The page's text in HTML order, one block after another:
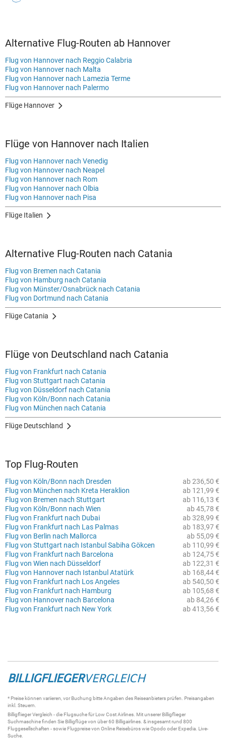
Alternative Flug-Routen ab Hannover
Flug von Hannover nach Reggio Calabria
Flug von Hannover nach Malta
Flug von Hannover nach Lamezia Terme
Flug von Hannover nach Palermo
Flüge Hannover
Flüge von Hannover nach Italien
Flug von Hannover nach Venedig
Flug von Hannover nach Neapel
Flug von Hannover nach Rom
Flug von Hannover nach Olbia
Flug von Hannover nach Pisa
Flüge Italien
Alternative Flug-Routen nach Catania
Flug von Bremen nach Catania
Flug von Hamburg nach Catania
Flug von Münster/Osnabrück nach Catania
Flug von Dortmund nach Catania
Flüge Catania
Flüge von Deutschland nach Catania
Flug von Frankfurt nach Catania
Flug von Stuttgart nach Catania
Flug von Düsseldorf nach Catania
Flug von Köln/Bonn nach Catania
Flug von München nach Catania
Flüge Deutschland
Top Flug-Routen
ab 236,50 €
Flug von Köln/Bonn nach Dresden
ab 121,99 €
Flug von München nach Kreta Heraklion
ab 116,13 €
Flug von Bremen nach Stuttgart
ab 45,78 €
Flug von Köln/Bonn nach Wien
ab 328,99 €
Flug von Frankfurt nach Dubai
ab 183,97 €
Flug von Frankfurt nach Las Palmas
ab 55,09 €
Flug von Berlin nach Mallorca
ab 110,99 €
Flug von Stuttgart nach Istanbul Sabiha Gökcen
ab 124,75 €
Flug von Frankfurt nach Barcelona
ab 122,31 €
Flug von Wien nach Düsseldorf
ab 168,44 €
Flug von Hannover nach Istanbul Atatürk
ab 540,50 €
Flug von Frankfurt nach Los Angeles
ab 105,68 €
Flug von Frankfurt nach Hamburg
ab 84,26 €
Flug von Hannover nach Barcelona
ab 413,56 €
Flug von Frankfurt nach New York
BILLIGFLIEGERVERGLEICH
* Preise können variieren, vor Buchung bitte Angaben des Reiseanbieters prüfen. Preisangaben
inkl. Steuern.
BilligfliegerVergleich - die Flugsuchefür Low Cost Airlines. Mit unsererBilligflieger
Suchmaschinefinden Sie Billigflügevon über 60 Billigairlines . & insgesamt rund 800
Fluggesellschaften - sowie Flugpreise von Online Reisebüros wie Opodo oder Expedia. Live-
Suche